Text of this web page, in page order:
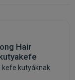
Hair
kutyáknak